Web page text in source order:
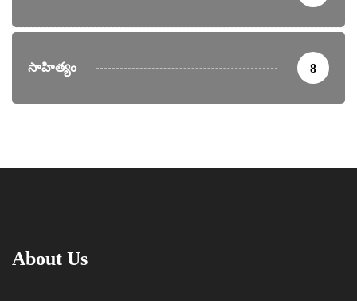
సాహిత్యం 8
About Us